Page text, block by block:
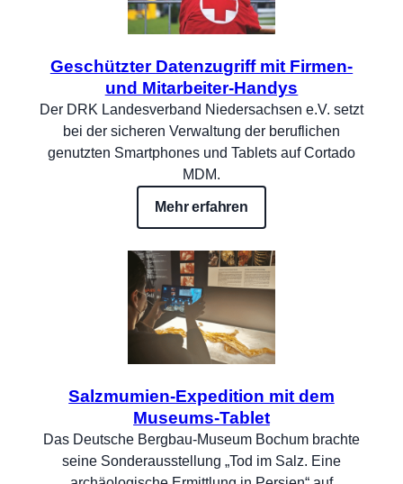
Geschützter Datenzugriff mit Firmen-
und Mitarbeiter-Handys
Der DRK Landesverband Niedersachsen e.V. setzt
bei der sicheren Verwaltung der beruflichen
genutzten Smartphones und Tablets auf Cortado
MDM.
Mehr erfahren
Salzmumien-Expedition mit dem
Museums-Tablet
Das Deutsche Bergbau-Museum Bochum brachte
seine Sonderausstellung „Tod im Salz. Eine